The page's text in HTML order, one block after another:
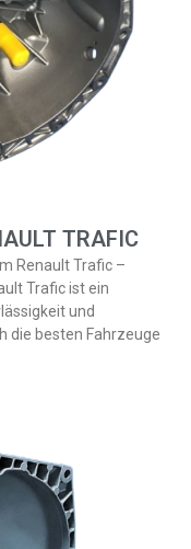
TRAFIC
Renault Trafic –
Trafic ist ein
und
die besten Fahrzeuge